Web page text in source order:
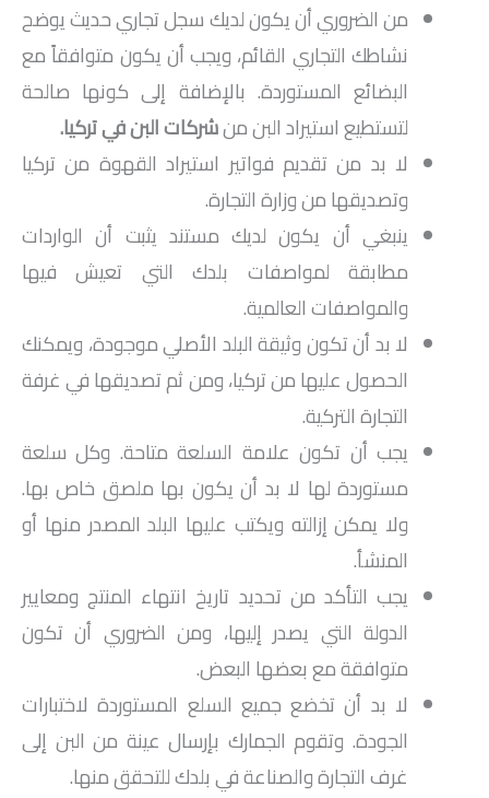
من الضروري أن يكون لديك سجل تجاري حديث يوضح
نشاطك التجاري القائم، ويجب أن يكون متوافقاً مع
البضائع المستوردة. بالإضافة إلى كونها صالحة
لتستطيع استيراد البن منشركات البن في تركيا.
لا بد من تقديم فواتير استيراد القهوة من تركيا
وتصديقها من وزارة التجارة.
ينبغي أن يكون لديك مستند يثبت أن الواردات
مطابقة لمواصفات بلدك التي تعيش فيها
والمواصفات العالمية.
لا بد أن تكون وثيقة البلد الأصلي موجودة، ويمكنك
الحصول عليها من تركيا، ومن ثم تصديقها في غرفة
التجارة التركية.
يجب أن تكون علامة السلعة متاحة. وكل سلعة
مستوردة لها لا بد أن يكون بها ملصق خاص بها.
ولا يمكن إزالته ويكتب عليها البلد المصدر منها أو
المنشأ.
يجب التأكد من تحديد تاريخ انتهاء المنتج ومعايير
الدولة التي يصدر إليها، ومن الضروري أن تكون
متوافقة مع بعضها البعض.
لا بد أن تخضع جميع السلع المستوردة لاختبارات
الجودة. وتقوم الجمارك بإرسال عينة من البن إلى
غرف التجارة والصناعة في بلدك للتحقق منها.